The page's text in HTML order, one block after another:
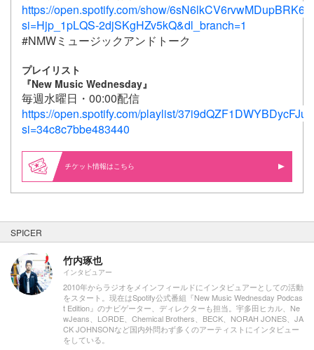
https://open.spotify.com/show/
si=Hjp_1pLQS-2djSKgHZv5kQ&dl_branch=1
#NMWミュージックアンドトーク
プレイリスト
『New Music Wednesday』
毎週水曜日・00:00配信
https://open.spotify.com/playlist/
si=34c8c7bbe483440
情報はこちら
SPICER
竹内琢也
インタビュアー
2010年からラジオをメインフィールドにインタビュアーとしての活動
をスタート。現在はSpotify公式番組『New Music Wednesday Podcas
t Edition』のナビゲーター、ディレクターも担当。宇多田ヒカル、Ne
wJeans、LORDE、Chemical Brothers、BECK、NORAH JONES、JA
CK JOHNSONなど国内外問わず多くのアーティストにインタビュー
をしている。